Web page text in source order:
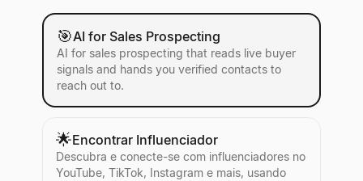
🎯AI for Sales Prospecting
AI for sales prospecting that reads live buyer
signals and hands you verified contacts to
reach out to.
🌟Encontrar Influenciador
Descubra e conecte-se com influenciadores no
YouTube, TikTok, Instagram e mais, usando